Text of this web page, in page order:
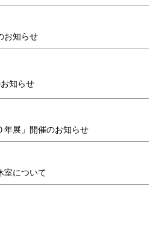
お知らせ
知らせ
年展」開催のお知らせ
室について